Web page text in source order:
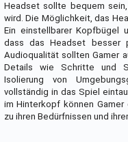
Headset sollte bequem
wird. Die Möglichkeit, das
Ein einstellbarer Kopfbügel
dass das Headset besser
Audioqualität sollten Gamer
Details wie Schritte und
Isolierung von
vollständig in das Spiel
im Hinterkopf können
zu ihren Bedürfnissen und